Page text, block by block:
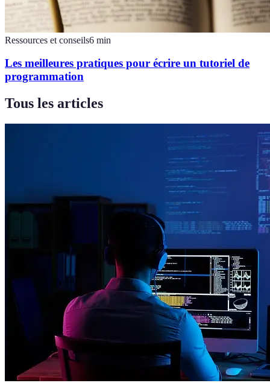
Ressources et conseils6 min
Les meilleures pratiques pour écrire un tutoriel de
programmation
Tous les articles